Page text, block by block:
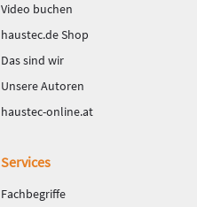
Video buchen
haustec.de Shop
Das sind wir
Unsere Autoren
haustec-online.at
Services
Fachbegriffe